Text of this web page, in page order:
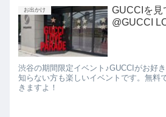
お出かけ
GUCCIを見
@GUCCI
渋谷の期間限定イベント♪GUCCIがお好
知らない方も楽しいイベントです。無料
きますよ！